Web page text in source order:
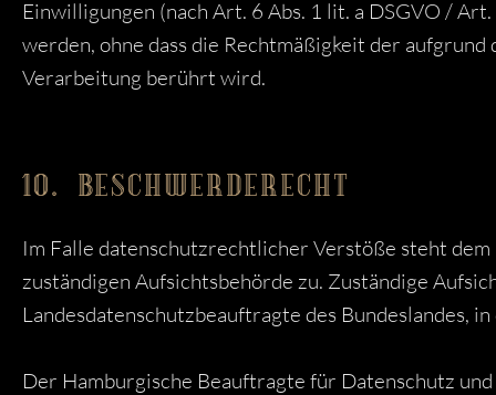
Einwilligungen (nach Art. 6 Abs. 1 lit. a DSGVO /
werden, ohne dass die Rechtmäßigkeit der
Verarbeitung berührt wird.
10. BESCHWERDERECHT
Im Falle datenschutzrechtlicher Verstöße steht
zuständigen Aufsichtsbehörde zu. Zuständige
Landesdatenschutzbeauftragte des Bundeslandes,
Der Hamburgische Beauftragte für Datenschutz